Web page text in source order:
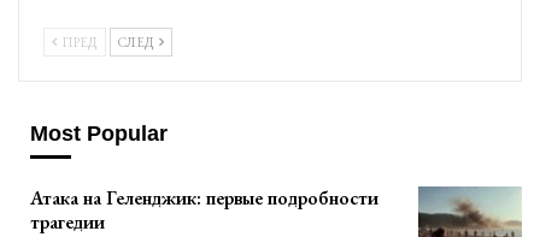
ПРЕД СЛЕД
Most Popular
Атака на Геленджик: первые подробности
трагедии